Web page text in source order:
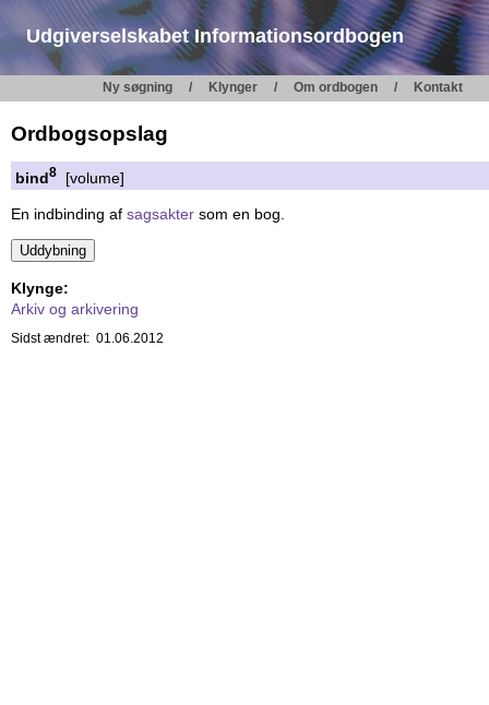
Udgiverselskabet Informationsordbogen
Ny søgning Klynger Om ordbogen Kontakt
Ordbogsopslag
bind8 [volume]
En indbinding af sagsakter som en bog.
Klynge:
Arkiv og arkivering
Sidst ændret: 01.06.2012